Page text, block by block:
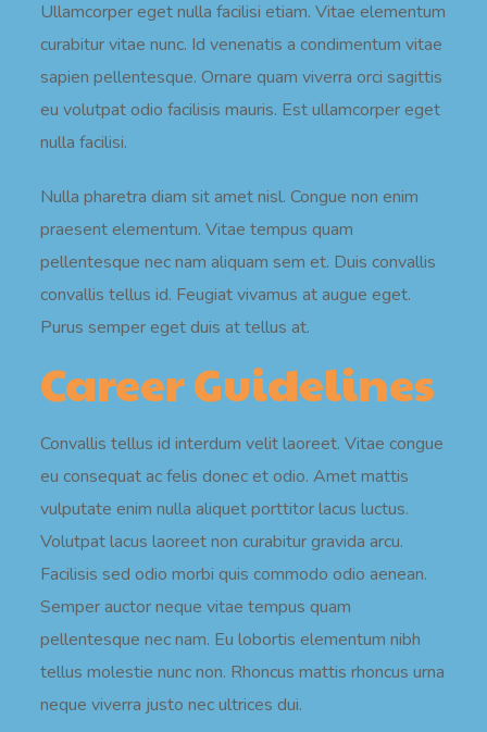
Ullamcorper eget nulla facilisi etiam. Vitae elementum
curabitur vitae nunc. Id venenatis a condimentum vitae
sapien pellentesque. Ornare quam viverra orci sagittis
eu volutpat odio facilisis mauris. Est ullamcorper eget
nulla facilisi.
Nulla pharetra diam sit amet nisl. Congue non enim
praesent elementum. Vitae tempus quam
pellentesque nec nam aliquam sem et. Duis convallis
convallis tellus id. Feugiat vivamus at augue eget.
Purus semper eget duis at tellus at.
Career Guidelines
Convallis tellus id interdum velit laoreet. Vitae congue
eu consequat ac felis donec et odio. Amet mattis
vulputate enim nulla aliquet porttitor lacus luctus.
Volutpat lacus laoreet non curabitur gravida arcu.
Facilisis sed odio morbi quis commodo odio aenean.
Semper auctor neque vitae tempus quam
pellentesque nec nam. Eu lobortis elementum nibh
tellus molestie nunc non. Rhoncus mattis rhoncus urna
neque viverra justo nec ultrices dui.